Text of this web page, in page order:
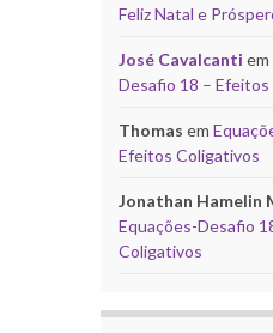
Feliz Natal e
José Cavalcanti em
Desafio 18 –
Thomas em
Efeitos Coligativos
Jonathan Hamelin
Equações-Desafio
Coligativos